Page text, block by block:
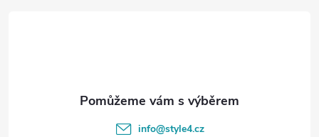
info@style4.cz